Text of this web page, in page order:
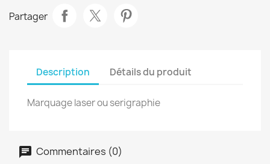
Partager
Description Détails du produit
Marquage laser ou serigraphie
Commentaires (0)